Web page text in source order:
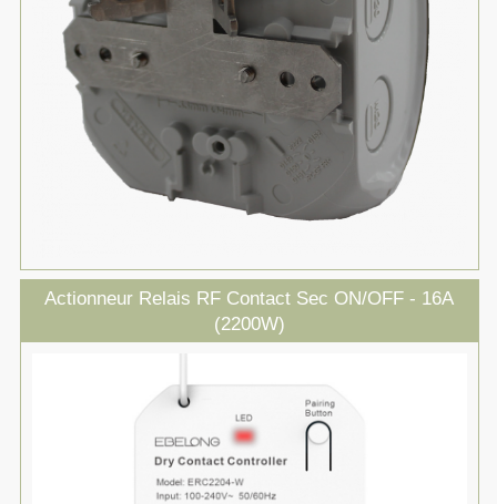
Actionneur Relais RF Contact Sec ON/OFF - 16A
(2200W)